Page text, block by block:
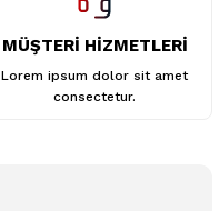
MÜŞTERİ HİZMETLERİ
Lorem ipsum dolor sit amet
consectetur.